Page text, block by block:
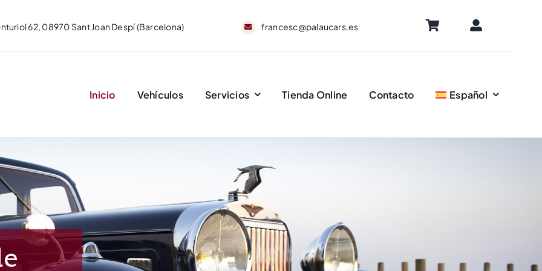
62, 08970 Sant Joan Despí (Barcelona) francesc@palaucars.es
Inicio Vehículos Servicios Tienda Online Contacto Español